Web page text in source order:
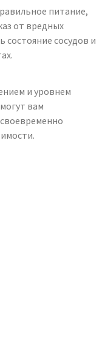
питание,
от вредных
состояние сосудов и
и уровнем
вам